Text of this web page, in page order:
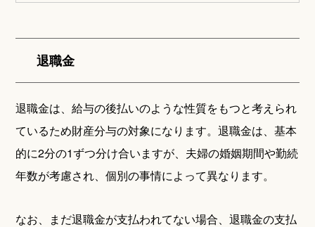
退職金
退職金は、給与の後払いのような性質をもつと考えられ
ているため財産分与の対象になります。退職金は、基本
的に2分の1ずつ分け合いますが、夫婦の婚姻期間や勤続
年数が考慮され、個別の事情によって異なります。
なお、まだ退職金が支払われてない場合、退職金の支払